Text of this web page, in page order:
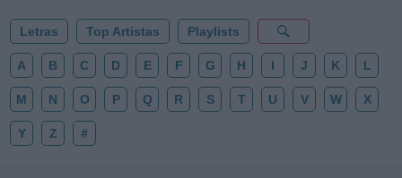
Letras Top Artistas Playlists
A B C D E F G H I J K L
M N O P Q R S T U V W X
Y Z #